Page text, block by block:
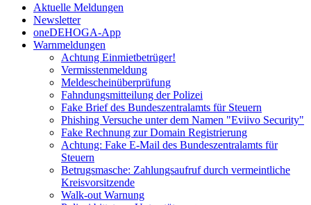
Aktuelle Meldungen
Newsletter
oneDEHOGA-App
Warnmeldungen
Achtung Einmietbetrüger!
Vermisstenmeldung
Meldescheinüberprüfung
Fahndungsmitteilung der Polizei
Fake Brief des Bundeszentralamts für Steuern
Phishing Versuche unter dem Namen "Eviivo Security"
Fake Rechnung zur Domain Registrierung
Achtung: Fake E-Mail des Bundeszentralamts für
Steuern
Betrugsmasche: Zahlungsaufruf durch vermeintliche
Kreisvorsitzende
Walk-out Warnung